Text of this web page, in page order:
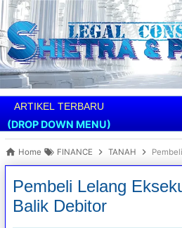
(DROP DOWN MENU)
Home FINANCE TANAH Pembeli
Pembeli Lelang
Balik Debitor